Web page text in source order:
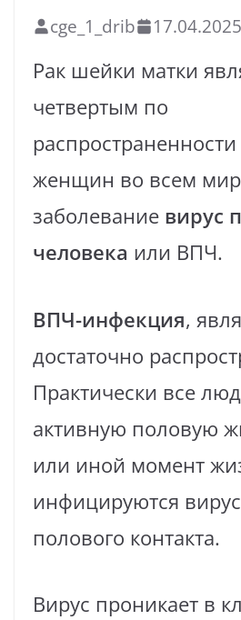
cge_1_drib 17.04.2025
Рак шейки матки
четвертым по
женщин во всем
заболевание вирус
человека или ВПЧ.
ВПЧ-инфекция,
достаточно
Практически все
активную половую
или иной момент
инфицируются
полового контакта.
Вирус проникает в